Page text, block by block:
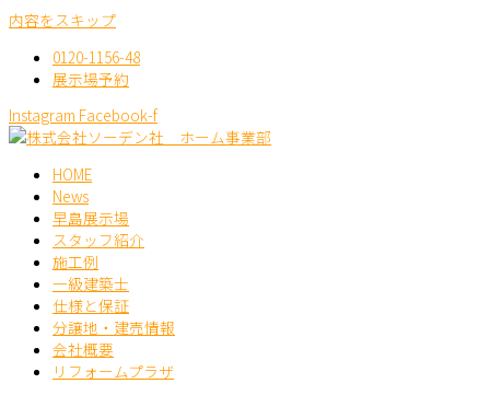
内容をスキップ
0120-1156-48
展示場予約
Instagram Facebook-f
HOME
News
早島展示場
スタッフ紹介
施工例
一級建築士
仕様と保証
分譲地・建売情報
会社概要
リフォームプラザ